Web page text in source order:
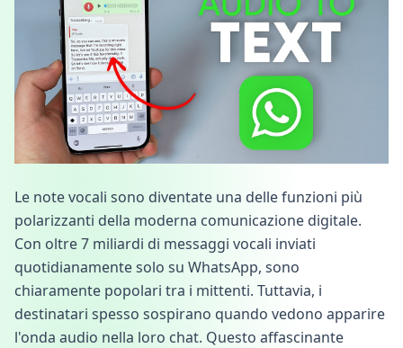
Le note vocali sono diventate una delle funzioni più
polarizzanti della moderna comunicazione digitale.
Con oltre 7 miliardi di messaggi vocali inviati
quotidianamente solo su WhatsApp, sono
chiaramente popolari tra i mittenti. Tuttavia, i
destinatari spesso sospirano quando vedono apparire
l'onda audio nella loro chat. Questo affascinante